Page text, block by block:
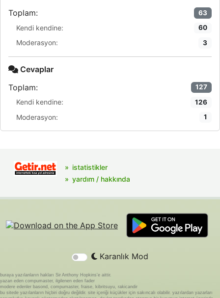
Toplam:
63
Kendi kendine: 60
Moderasyon: 3
Cevaplar
Toplam:
127
Kendi kendine: 126
Moderasyon: 1
istatistikler
yardım / hakkında
Karanlık Mod
buraya yazılanların hakları Sir Anthony Hopkins'e aittir.
yazan eden compumaster, ilgilenen eden fader
modere edenler basond, compumaster, fraise, kibritsuyu, rakicandir
bu sitede yazılanların hiçbiri doğru değildir. site içeriği küçükler için sakıncalı olabilir. yazılardan yazarları